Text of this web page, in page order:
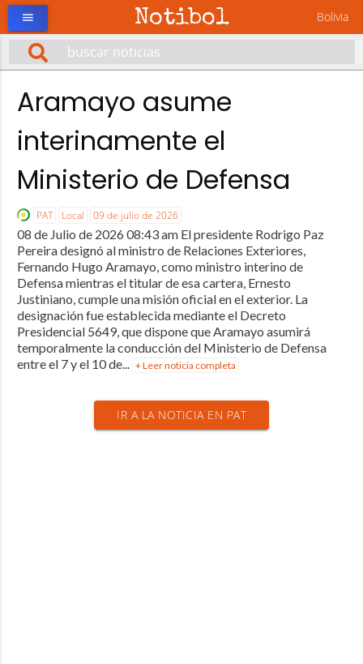
Notibol Bolivia
menu
Aramayo asume
interinamente el
Ministerio de Defensa
PAT Local 09 de julio de 2026
08 de Julio de 2026 08:43 am El presidente Rodrigo Paz
Pereira designó al ministro de Relaciones Exteriores,
Fernando Hugo Aramayo, como ministro interino de
Defensa mientras el titular de esa cartera, Ernesto
Justiniano, cumple una misión oficial en el exterior. La
designación fue establecida mediante el Decreto
Presidencial 5649, que dispone que Aramayo asumirá
temporalmente la conducción del Ministerio de Defensa
entre el 7 y el 10 de... + Leer noticia completa
IR A LA NOTICIA EN PAT